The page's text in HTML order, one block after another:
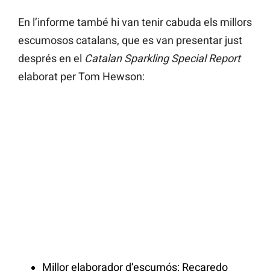
En l’informe també hi van tenir cabuda els millors
escumosos catalans, que es van presentar just
després en el Catalan Sparkling Special Report
elaborat per Tom Hewson:
Millor elaborador d’escumós: Recaredo